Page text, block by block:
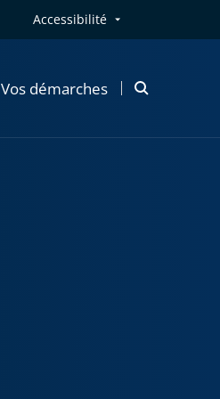
Accessibilité
Vos démarches
Ouvrir